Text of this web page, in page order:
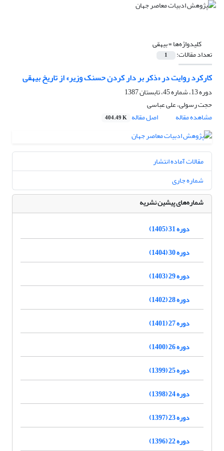
کلیدواژه‌ها =بیهقی
تعداد مقالات: 1
کارکرد روایت در «ذکر بر دار کردن حسنک وزیر» از تاریخ بیهقی
دوره 13، شماره 45، تابستان 1387
حجت رسولی، علی عباسی
مشاهده مقاله
اصل مقاله 404.49 K
مقالات آماده انتشار
شماره جاری
شماره‌های پیشین نشریه
دوره 31 (1405)
دوره 30 (1404)
دوره 29 (1403)
دوره 28 (1402)
دوره 27 (1401)
دوره 26 (1400)
دوره 25 (1399)
دوره 24 (1398)
دوره 23 (1397)
دوره 22 (1396)